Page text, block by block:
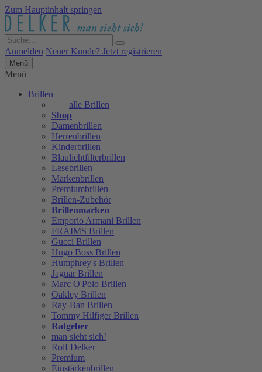
Zum Hauptinhalt springen
Anmelden Neuer Kunde? Jetzt registrieren
Menü
Menü
Brillen
alle Brillen
Shop
Damenbrillen
Herrenbrillen
Kinderbrillen
Blaulichtfilterbrillen
Lesebrillen
Markenbrillen
Premiumbrillen
Brillen-Zubehör
Brillenmarken
Emporio Armani Brillen
FRAIMS Brillen
Gucci Brillen
Hugo Boss Brillen
Humphrey's Brillen
Jaguar Brillen
Marc O'Polo Brillen
Oakley Brillen
Ray-Ban Brillen
Tommy Hilfiger Brillen
Ratgeber
man sieht sich!
Rolf Delker
Premium
Einstärkenbrillen